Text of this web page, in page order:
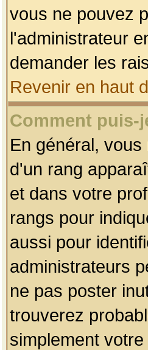
vous ne pouvez
l'administrateur
demander les
Revenir en haut
Comment puis-
En général,
d'un rang
et dans votre
rangs pour
aussi pour
administrateurs
ne pas poster
trouverez
simplement